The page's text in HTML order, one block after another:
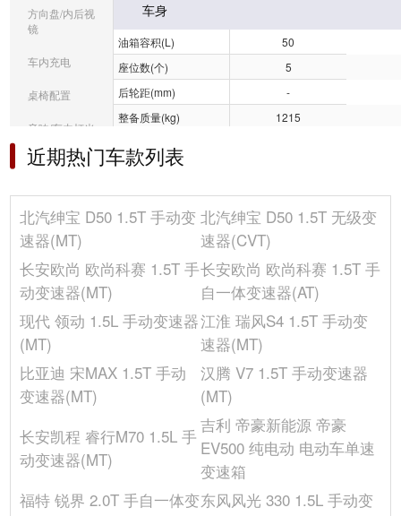
方向盘/内后视
镜
车内充电
桌椅配置
音响/车内灯光
冰箱/空调
选装包
其它
车身
油箱容积(L)
50
座位数(个)
5
后轮距(mm)
-
整备质量(kg)
1215
轴距(mm)
前轮距(mm)
-
车身结构
4门5座三厢车
宽度(mm)
1820
4
发动机
最大马力(Ps)
116
最大扭矩转速(rpm)
排量(mL)
1499
铝合金
进气形式
自然吸气
近期热门车款列表
北汽绅宝 D50 1.5T 手动变
速器(MT)
北汽绅宝 D50 1.5T 无级变
速器(CVT)
长安欧尚 欧尚科赛 1.5T 手
动变速器(MT)
长安欧尚 欧尚科赛 1.5T 手
自一体变速器(AT)
现代 领动 1.5L 手动变速器
(MT)
江淮 瑞风S4 1.5T 手动变
速器(MT)
比亚迪 宋MAX 1.5T 手动
变速器(MT)
汉腾 V7 1.5T 手动变速器
(MT)
长安凯程 睿行M70 1.5L 手
动变速器(MT)
吉利 帝豪新能源 帝豪
EV500 纯电动 电动车单速
变速箱
福特 锐界 2.0T 手自一体变东风风光 330 1.5L 手动变